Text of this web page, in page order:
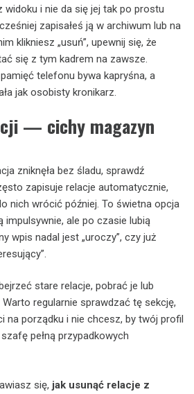
widoku i nie da się jej tak po prostu
zapisałeś ją w archiwum lub na
klikniesz „usuń”, upewnij się, że
się z tym kadrem na zawsze.
telefonu bywa kapryśna, a
jak osobisty kronikarz.
— cichy magazyn
zniknęła bez śladu, sprawdź
zapisuje relacje automatycznie,
nich wrócić później. To świetna opcja
impulsywnie, ale po czasie lubią
wpis nadal jest „uroczy”, czy już
stare relacje, pobrać je lub
regularnie sprawdzać tę sekcję,
na porządku i nie chcesz, by twój profil
pełną przypadkowych
się, jak usunąć relacje z